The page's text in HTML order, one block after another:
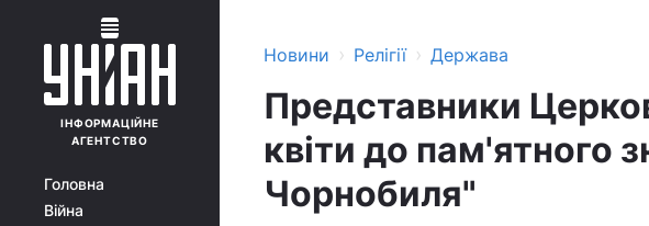
ІНФОРМАЦІЙНЕ
АГЕНТСТВО
Головна
Війна
Новини › Релігії › Держава
Представники
квіти до пам'ятного
Чорнобиля"